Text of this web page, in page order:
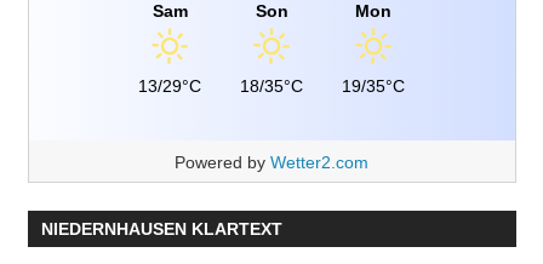
Sam
13/29°C
Son
18/35°C
Mon
19/35°C
Powered by Wetter2.com
NIEDERNHAUSEN KLARTEXT